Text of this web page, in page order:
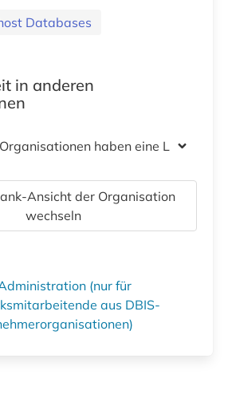
Databases
in anderen
haben eine Lizenz
Ansicht der Organisation
wechseln
(nur für
aus DBIS-